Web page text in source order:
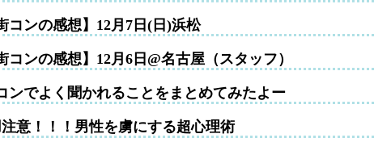
コンの感想】12月7日(日)浜松
コンの感想】12月6日@名古屋（スタッフ）
ンでよく聞かれることをまとめてみたよー
意！！！男性を虜にする超心理術